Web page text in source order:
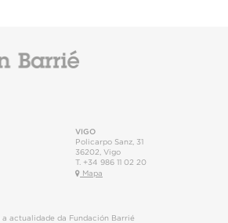
VIGO
Policarpo Sanz, 31
36202 Vigo
T. +34 986 11 02 20
Mapa
actualidade da Fundación Barrié